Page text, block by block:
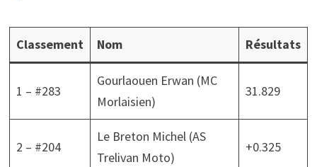
Classement Nom Résultats
1 – #283
Gourlaouen Erwan (MC
Morlaisien)
31.829
2 – #204
Le Breton Michel (AS
Trelivan Moto)
+0.325